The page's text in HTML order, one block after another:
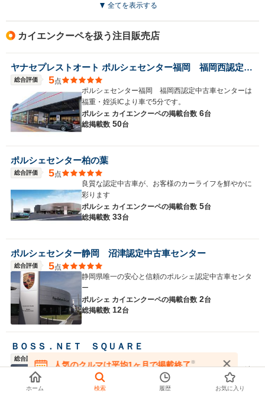
全てを表示する
カイエンクーペを扱う注目販売店
ヤナセプレストオート ポルシェセンター福岡 福岡西認定中古車センター
総合評価 5点
ポルシェセンター福岡 福岡西認定中古車センターは
福重・姪浜ICより車で5分です。
ポルシェ カイエンクーペの掲載台数 6台
総掲載数 50台
ポルシェセンター柏の葉
総合評価 5点
良質な認定中古車が、お客様のカーライフを鮮やかに
彩ります
ポルシェ カイエンクーペの掲載台数 5台
総掲載数 33台
ポルシェセンター静岡 沼津認定中古車センター
総合評価 5点
静岡県唯一の安心と信頼のポルシェ認定中古車センタ
ー
ポルシェ カイエンクーペの掲載台数 2台
総掲載数 12台
ＢＯＳＳ．ＮＥＴ ＳＱＵＡＲＥ
総合評価
点
迅速・誠実をモットーに 『顧客へのメリット』を追
求した厳選した車両の販売を徹底
ポルシェ カイエンクーペの掲載台数
人気のクルマは平均1ヶ月で掲載終了※
在庫が無くなる前にお問い合わせください
ホーム 検索 履歴 お気に入り